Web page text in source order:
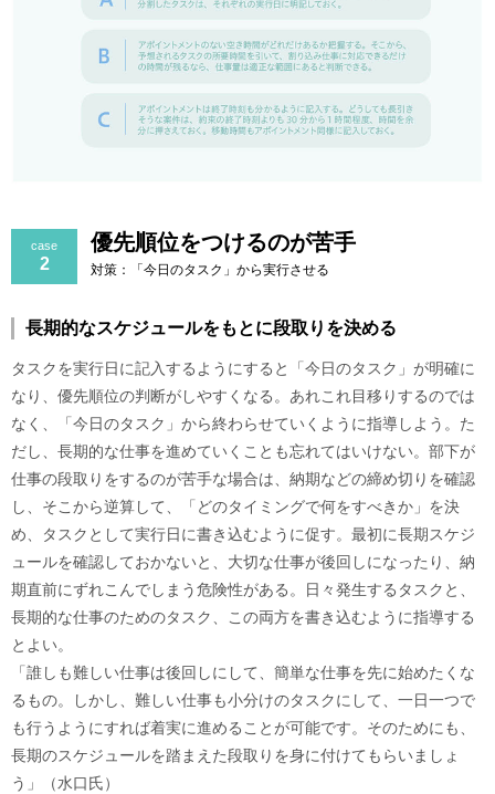
case
2
優先順位をつけるのが苦手
対策：「今日のタスク」から実行させる
長期的なスケジュールをもとに段取りを決める
タスクを実行日に記入するようにすると「今日のタスク」が明確に
なり、優先順位の判断がしやすくなる。あれこれ目移りするのでは
なく、「今日のタスク」から終わらせていくように指導しよう。た
だし、長期的な仕事を進めていくことも忘れてはいけない。部下が
仕事の段取りをするのが苦手な場合は、納期などの締め切りを確認
し、そこから逆算して、「どのタイミングで何をすべきか」を決
め、タスクとして実行日に書き込むように促す。最初に長期スケジ
ュールを確認しておかないと、大切な仕事が後回しになったり、納
期直前にずれこんでしまう危険性がある。日々発生するタスクと、
長期的な仕事のためのタスク、この両方を書き込むように指導する
とよい。
「誰しも難しい仕事は後回しにして、簡単な仕事を先に始めたくな
るもの。しかし、難しい仕事も小分けのタスクにして、一日一つで
も行うようにすれば着実に進めることが可能です。そのためにも、
長期のスケジュールを踏まえた段取りを身に付けてもらいましょ
う」（水口氏）